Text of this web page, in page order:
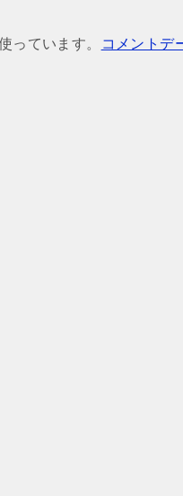
っています。
コメントデ